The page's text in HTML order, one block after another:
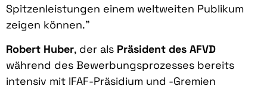
Spitzenleistungen einem weltweiten Publikum
zeigen können.”
Robert Huber, der als Präsident des AFVD
während des Bewerbungsprozesses bereits
intensiv mit IFAF-Präsidium und -Gremien